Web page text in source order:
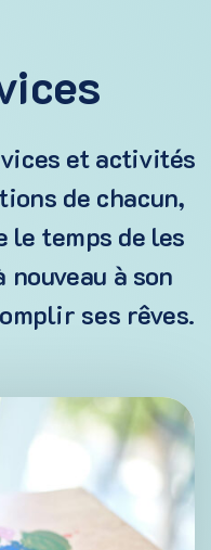
et activités
de chacun,
le temps de les
à son
ses rêves.
+)